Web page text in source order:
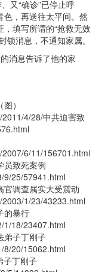
又“确诊”已停止呼
，再送往太平间。然
填写所谓的“抢救无效
锁消息，不通知家属。
消息告诉了他的家
）
4/28/中共迫害致
6/11/156701.html
员致死案例
9/25/57941.html
调查属实大受震动
1/23/43233.html
的暴行
1/18/23407.html
弟子丁刚子
8/20/15062.html
子丁刚子